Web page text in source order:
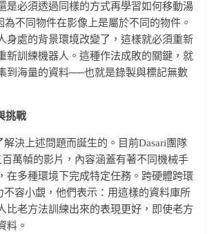
是必須透過同樣的方式再學習如何移動湯
不同物件在影像上是屬於不同的物件。
身處的背景環境改變了，這樣就必須重新
新訓練機器人。這種作法成敗的關鍵，就
到海量的資料──也就是錄製與標記無數
挑戰
解決上述問題而誕生的。目前Dasari團隊
萬幀的影片，內容涵蓋有著不同機械手
在多種環境下完成特定任務。跨硬體跨環
不容小覷，他們表示：用這樣的資料庫所
比老方法訓練出來的表現更好，即使老方
料。